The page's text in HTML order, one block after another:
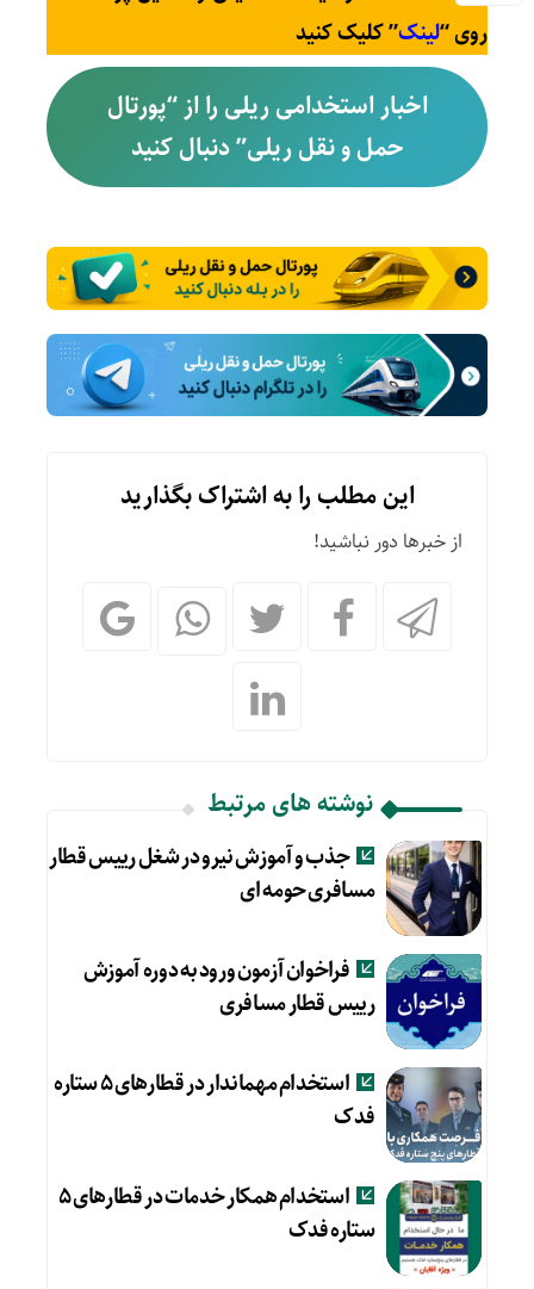
روی “لینک” کلیک کنید
اخبار استخدامی ریلی را از “پورتال
حمل و نقل ریلی” دنبال کنید
این مطلب را به اشتراک بگذارید
از خبرها دور نباشید!
نوشته های مرتبط
جذب و آموزش نیرو در شغل رییس قطار
مسافری حومه ای
فراخوان آزمون ورود به دوره آموزش
رییس قطار مسافری
استخدام مهماندار در قطارهای ۵ ستاره
فدک
استخدام همکار خدمات در قطارهای ۵
ستاره فدک